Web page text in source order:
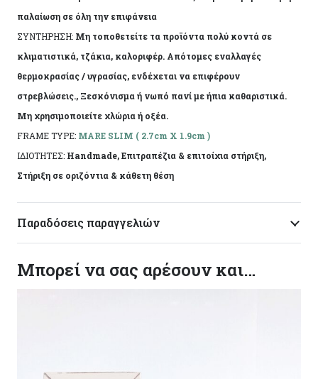
παλαίωση σε όλη την επιφάνεια
ΣΥΝΤΗΡΗΣΗ: Μη τοποθετείτε τα προϊόντα πολύ κοντά σε
κλιματιστικά, τζάκια, καλοριφέρ. Απότομες εναλλαγές
θερμοκρασίας / υγρασίας, ενδέχεται να επιφέρουν
στρεβλώσεις., Ξεσκόνισμα ή νωπό πανί με ήπια καθαριστικά.
Μη χρησιμοποιείτε χλώρια ή οξέα.
FRAME TYPE: MARE SLIM ( 2.7cm X 1.9cm )
ΙΔΙΟΤΗΤΕΣ: Handmade, Επιτραπέζια & επιτοίχια στήριξη,
Στήριξη σε οριζόντια & κάθετη θέση
Παραδόσεις παραγγελιών
Μπορεί να σας αρέσουν και…